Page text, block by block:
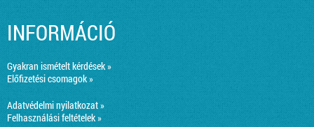
INFORMÁCIÓ
Gyakran ismételt kérdések »
Előfizetési csomagok »
Adatvédelmi nyilatkozat »
Felhasználási feltételek »